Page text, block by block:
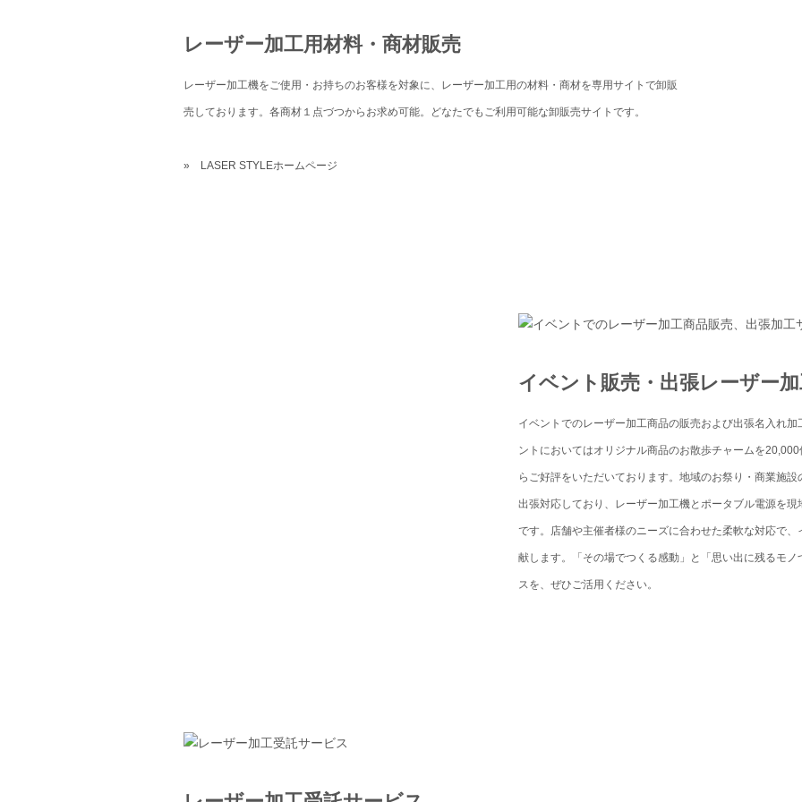
レーザー加工用材料・商材販売
レーザー加工機をご使用・お持ちのお客様を対象に、レーザー加工用の材料・商材を専用サイトで卸販
売しております。各商材１点づつからお求め可能。どなたでもご利用可能な卸販売サイトです。
» LASER STYLEホームページ
イベント販売・出張レーザー
イベントでのレーザー加工商品の販売および出張名入れ
ントにおいてはオリジナル商品のお散歩チャームを
らご好評をいただいております。地域のお祭り・商業施
出張対応しており、レーザー加工機とポータブル電源を
です。店舗や主催者様のニーズに合わせた柔軟な対応で
献します。「その場でつくる感動」と「思い出に残るモ
スを、ぜひご活用ください。